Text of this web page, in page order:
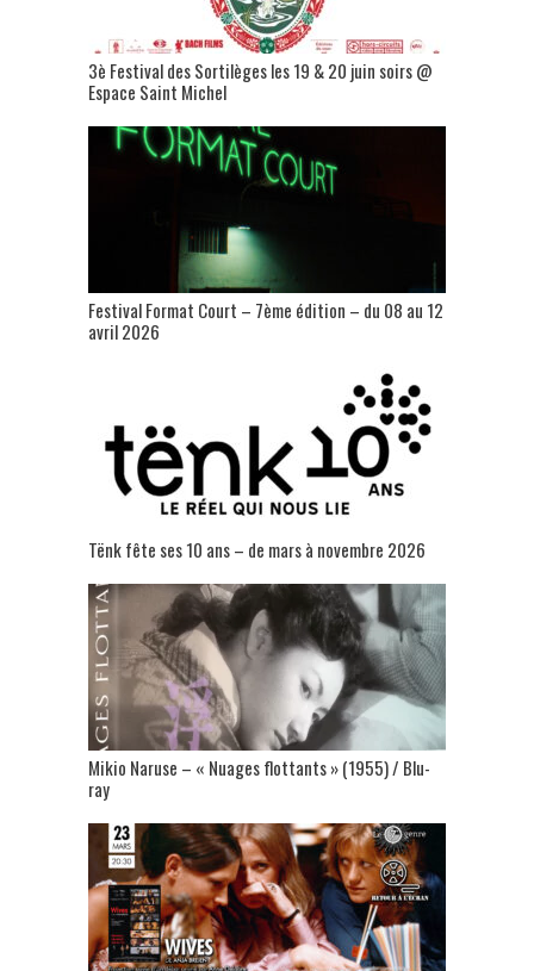
3è Festival des Sortilèges les 19 & 20 juin soirs @
Espace Saint Michel
Festival Format Court – 7ème édition – du 08 au 12
avril 2026
Tënk fête ses 10 ans – de mars à novembre 2026
Mikio Naruse – « Nuages flottants » (1955) / Blu-
ray